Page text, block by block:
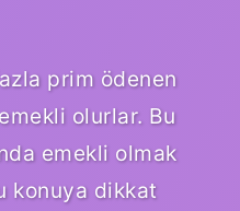
prim ödenen
olurlar. Bu
emekli olmak
konuya dikkat